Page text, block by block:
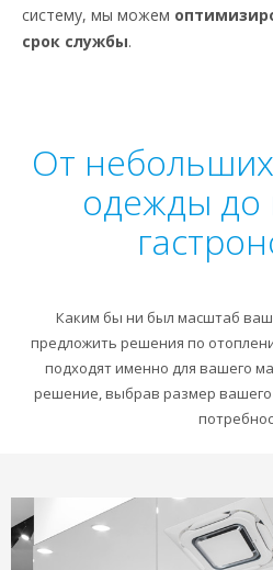
систему, мы можем
срок службы.
От
одежды до
Каким бы ни был масштаб
предложить решения по
подходят именно для вашего
решение, выбрав размер вашего